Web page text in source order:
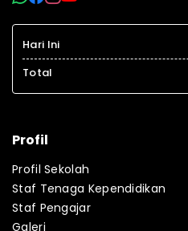
Hari Ini
Total
Profil
Profil Sekolah
Staf Tenaga Kependidikan
Staf Pengajar
Galeri